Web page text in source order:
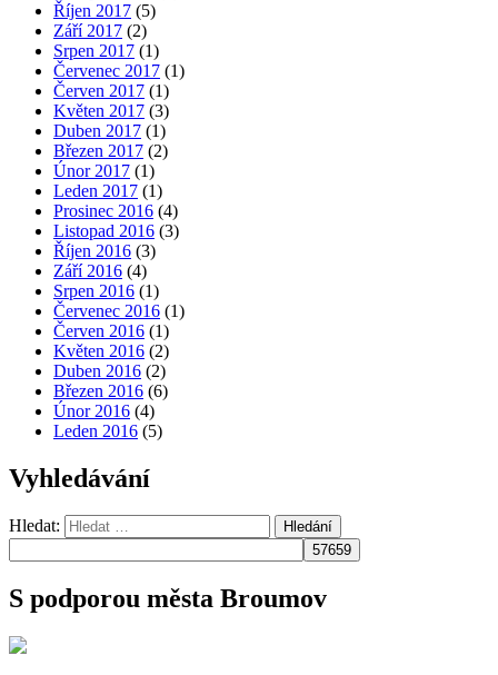
Říjen 2017 (5)
Září 2017 (2)
Srpen 2017 (1)
Červenec 2017 (1)
Červen 2017 (1)
Květen 2017 (3)
Duben 2017 (1)
Březen 2017 (2)
Únor 2017 (1)
Leden 2017 (1)
Prosinec 2016 (4)
Listopad 2016 (3)
Říjen 2016 (3)
Září 2016 (4)
Srpen 2016 (1)
Červenec 2016 (1)
Červen 2016 (1)
Květen 2016 (2)
Duben 2016 (2)
Březen 2016 (6)
Únor 2016 (4)
Leden 2016 (5)
Vyhledávání
Hledat: Hledání
S podporou města Broumov